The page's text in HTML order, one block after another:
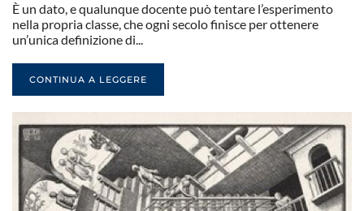
È un dato, e qualunque docente può tentare l’esperimento
nella propria classe, che ogni secolo finisce per ottenere
un’unica definizione di...
CONTINUA A LEGGERE